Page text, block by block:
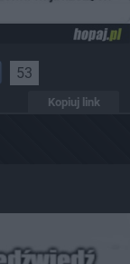
53
Kopiuj link